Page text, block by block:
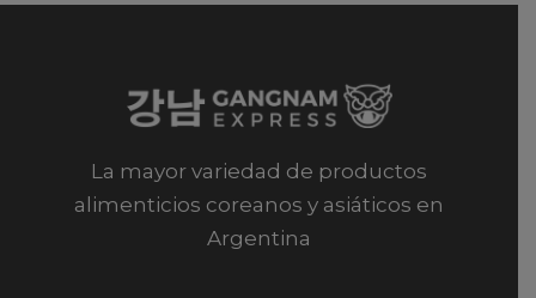
La mayor variedad de productos
alimenticios coreanos y asiáticos en
Argentina